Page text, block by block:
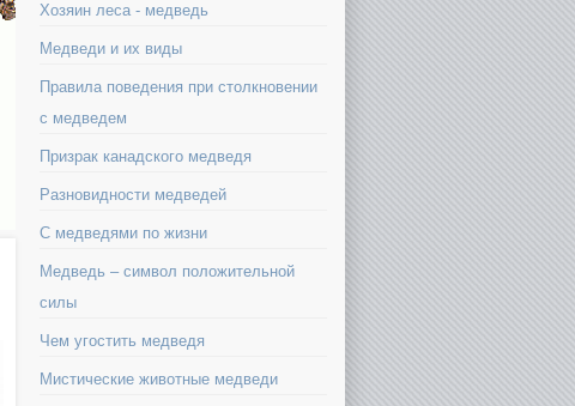
Хозяин леса - медведь
Медведи и их виды
Правила поведения при столкновении
с медведем
Призрак канадского медведя
Разновидности медведей
С медведями по жизни
Медведь – символ положительной
силы
Чем угостить медведя
Мистические животные медведи